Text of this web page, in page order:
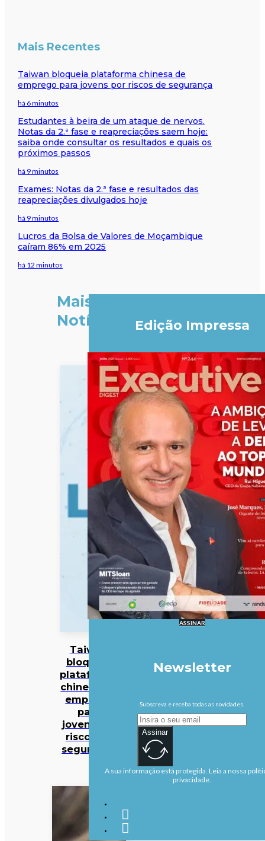
Mais Recentes
Taiwan bloqueia plataforma chinesa de
emprego para jovens por riscos de segurança
há 6 minutos
Estudantes à beira de um ataque de nervos.
Notas da 2.ª fase e reapreciações saem hoje:
saiba onde consultar os resultados e quais os
próximos passos
há 9 minutos
Exames: Notas da 2.ª fase e resultados das
reapreciações divulgados hoje
há 9 minutos
Lucros da Bolsa de Valores de Moçambique
caíram 86% em 2025
há 12 minutos
Mais
Notícias
Taiwan
bloqueia
plataforma
chinesa de
emprego
para
jovens por
riscos de
segurança
Edição Impressa
ASSINAR
Newsletter
Subscreva e receba todas as novidades.
Assinar
A sua informação está protegida. Leia a nossa
privacidade.